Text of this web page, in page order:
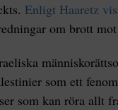
Enligt Haaretz
om brott
som ett
som kan röra allt